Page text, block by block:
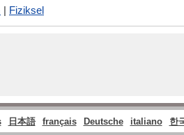
| Fiziksel
日本語 français Deutsche italiano 한